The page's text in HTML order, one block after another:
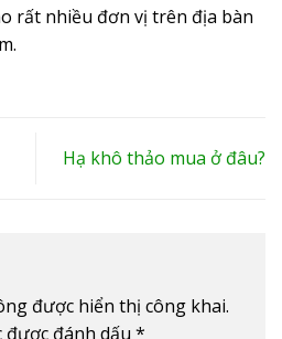
rất nhiều đơn vị trên địa bàn
Hạ khô thảo mua ở đâu?
được hiển thị công khai.
đánh dấu *